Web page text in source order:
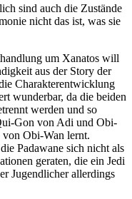
sind auch die Zustände
nicht das ist, was sie
um Xanatos will
aus der Story der
Charakterentwicklung
wunderbar, da die beiden
werden und so
Gon von Adi und Obi-
Obi-Wan lernt.
Padawane sich nicht als
geraten, die ein Jedi
Jugendlicher allerdings